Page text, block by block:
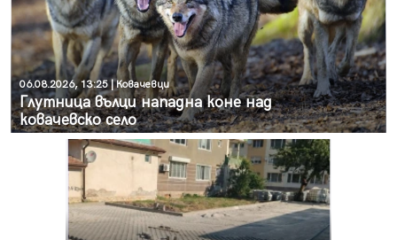
06.08.2026, 13:25 | Ковачевци
Глутница вълци нападна коне над
ковачевско село